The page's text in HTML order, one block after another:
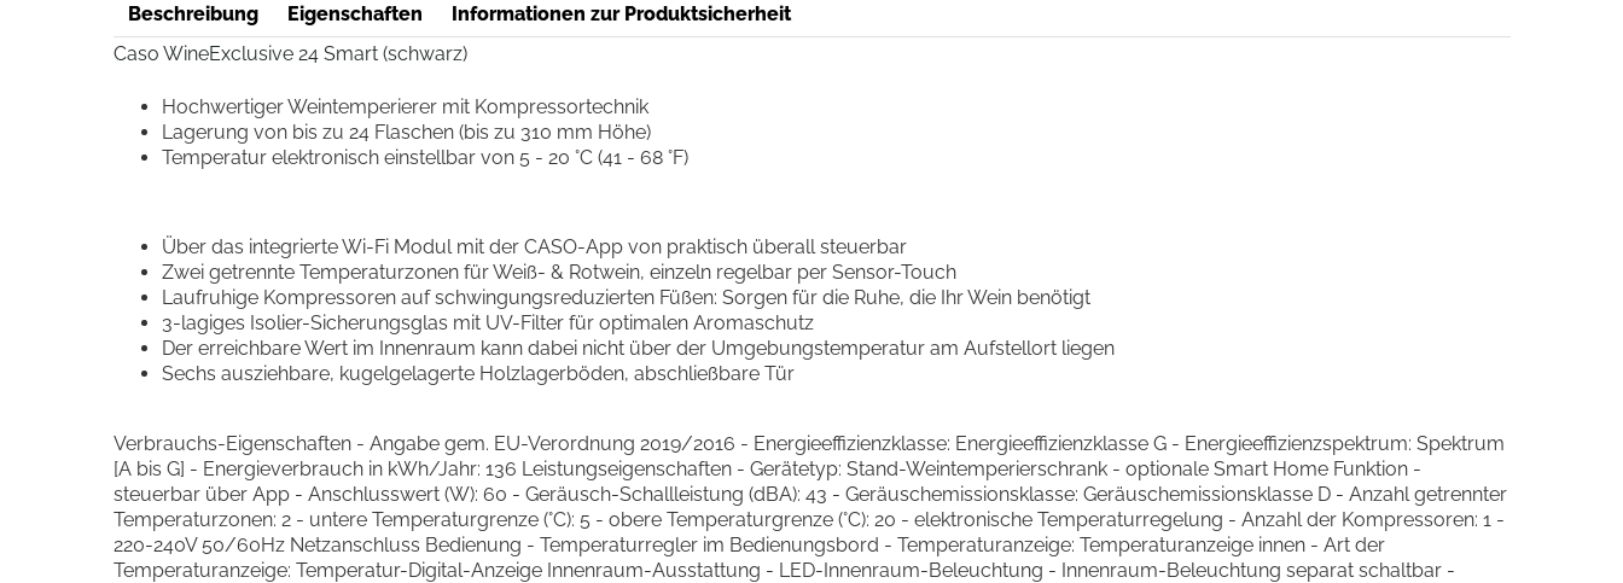
Beschreibung Eigenschaften
Informationen zur Produktsicherheit
Caso WineExclusive 24 Smart (schwarz)
Hochwertiger Weintemperierer mit Kompressortechnik
Lagerung von bis zu 24 Flaschen (bis zu 310 mm Höhe)
Temperatur elektronisch einstellbar von 5 - 20 °C (41 - 68 °F)
Über das integrierte Wi-Fi Modul mit der CASO-App von praktisch überall steuerbar
Zwei getrennte Temperaturzonen für Weiß- & Rotwein, einzeln regelbar per Sensor-Touch
Laufruhige Kompressoren auf schwingungsreduzierten Füßen: Sorgen für die Ruhe, die Ihr Wein benötigt
3-lagiges Isolier-Sicherungsglas mit UV-Filter für optimalen Aromaschutz
Der erreichbare Wert im Innenraum kann dabei nicht über der Umgebungstemperatur am Aufstellort liegen
Sechs ausziehbare, kugelgelagerte Holzlagerböden, abschließbare Tür
Verbrauchs-Eigenschaften - Angabe gem. EU-Verordnung 2019/2016 - Energieeffizienzklasse: Energieeffizienzklasse G - Energieeffizienzspektrum: Spektrum
[A bis G] - Energieverbrauch in kWh/Jahr: 136 Leistungseigenschaften - Gerätetyp: Stand-Weintemperierschrank - optionale Smart Home Funktion -
steuerbar über App - Anschlusswert (W): 60 - Geräusch-Schallleistung (dBA): 43 - Geräuschemissionsklasse: Geräuschemissionsklasse D - Anzahl getrennter
Temperaturzonen: 2 - untere Temperaturgrenze (°C): 5 - obere Temperaturgrenze (°C): 20 - elektronische Temperaturregelung - Anzahl der Kompressoren: 1 -
220-240V 50/60Hz Netzanschluss Bedienung - Temperaturregler im Bedienungsbord - Temperaturanzeige: Temperaturanzeige innen - Art der
Temperaturanzeige: Temperatur-Digital-Anzeige Innenraum-Ausstattung - LED-Innenraum-Beleuchtung - Innenraum-Beleuchtung separat schaltbar -